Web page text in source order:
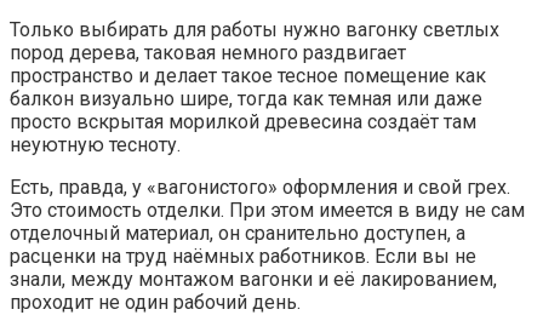
Только выбирать для работы нужно вагонку светлых
пород дерева, таковая немного раздвигает
пространство и делает такое тесное помещение как
балкон визуально шире, тогда как темная или даже
просто вскрытая морилкой древесина создаёт там
неуютную тесноту.
Есть, правда, у «вагонистого» оформления и свой грех.
Это стоимость отделки. При этом имеется в виду не сам
отделочный материал, он сранительно доступен, а
расценки на труд наёмных работников. Если вы не
знали, между монтажом вагонки и её лакированием,
проходит не один рабочий день.